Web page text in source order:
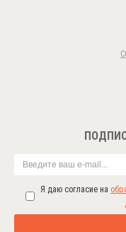
Я даю согласие на